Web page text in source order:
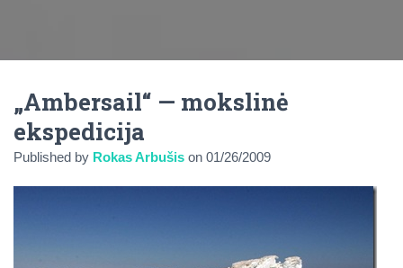
I
„Ambersail“ — mokslinė
ekspedicija
Published by Rokas Arbušis on 01/26/2009